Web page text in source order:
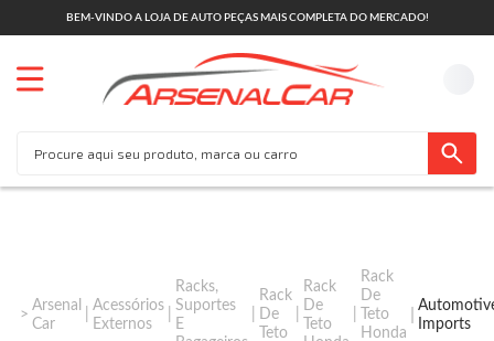
BEM-VINDO A LOJA DE AUTO PEÇAS MAIS COMPLETA DO MERCADO!
Arsenal
Car
Acessórios
Externos
Racks,
Suportes
E
Rack
De
Teto
Rack
De
Teto
Rack
De
Teto
Honda
Imports